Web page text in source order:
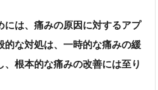
には、痛みの原因に対するアプ
的な対処は、一時的な痛みの緩
、根本的な痛みの改善には至り